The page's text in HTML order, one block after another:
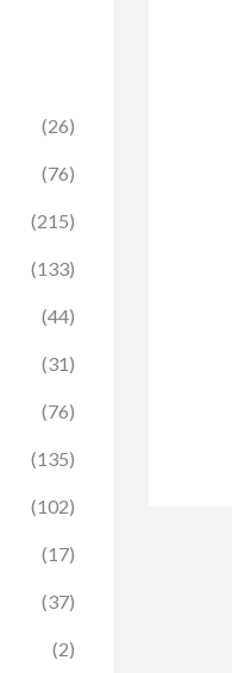
(26)
(76)
(215)
(133)
(44)
(31)
(76)
(135)
(102)
(17)
(37)
(2)